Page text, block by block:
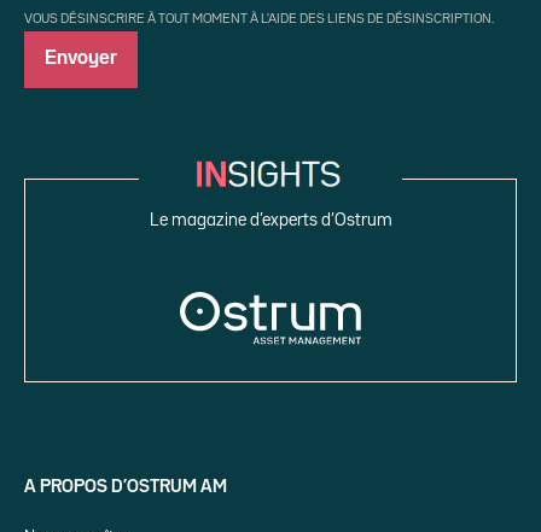
VOUS DÉSINSCRIRE À TOUT MOMENT À L'AIDE DES LIENS DE DÉSINSCRIPTION.
Le magazine d’experts d’Ostrum
A PROPOS D’OSTRUM AM